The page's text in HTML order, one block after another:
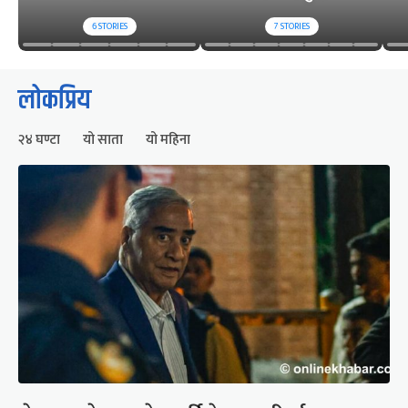
6STORIES 7STORIES
लोकप्रिय
२४ घण्टा यो साता यो महिना